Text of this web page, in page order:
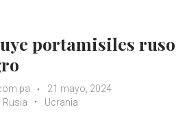
portamisiles ruso
21 mayo, 2024
Rusia Ucrania